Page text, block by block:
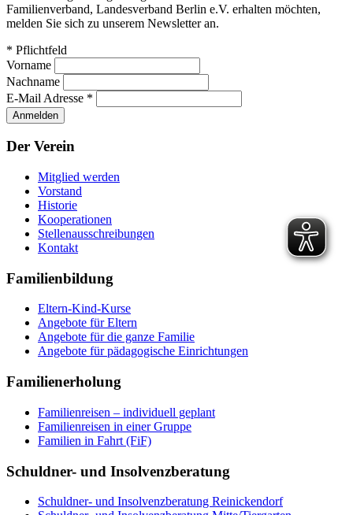
Familienverband, Landesverband Berlin e.V. erhalten möchten,
melden Sie sich zu unserem Newsletter an.
* Pflichtfeld
Vorname
Nachname
E-Mail Adresse *
Der Verein
Mitglied werden
Vorstand
Historie
Kooperationen
Stellenausschreibungen
Kontakt
Familienbildung
Eltern-Kind-Kurse
Angebote für Eltern
Angebote für die ganze Familie
Angebote für pädagogische Einrichtungen
Familienerholung
Familienreisen – individuell geplant
Familienreisen in einer Gruppe
Familien in Fahrt (FiF)
Schuldner- und Insolvenzberatung
Schuldner- und Insolvenzberatung Reinickendorf